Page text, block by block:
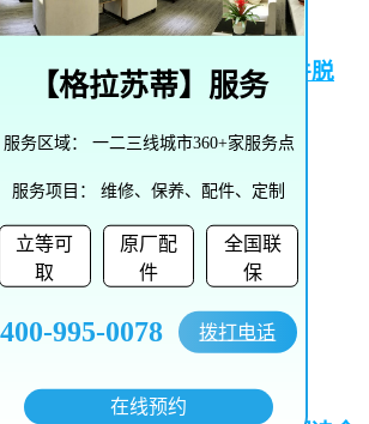
脱落怎么修复–帝致手表零件脱
大揭秘
【格拉苏蒂】服务
服务区域： 一二三线城市360+家服务点
服务项目： 维修、保养、配件、定制
立等可
取
原厂配
件
全国联
保
400-995-0078 拨打电话
在线预约